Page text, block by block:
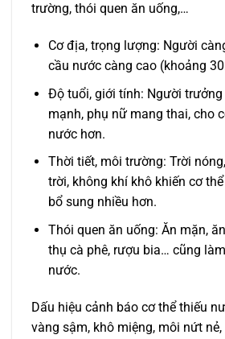
trường, thói quen ăn uống,…
Cơ địa, trọng lượng: Người
cầu nước càng cao (khoảng
Độ tuổi, giới tính: Người
mạnh, phụ nữ mang thai, cho
nước hơn.
Thời tiết, môi trường: Trời
trời, không khí khô khiến cơ
bổ sung nhiều hơn.
Thói quen ăn uống: Ăn mặn,
thụ cà phê, rượu bia… cũng
nước.
Dấu hiệu cảnh báo cơ thể thiếu
vàng sậm, khô miệng, môi nứt